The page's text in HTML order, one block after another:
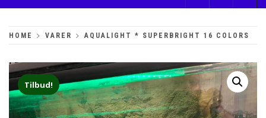
HOME VARER AQUALIGHT * SUPERBRIGHT 16 COLORS
Tilbud!